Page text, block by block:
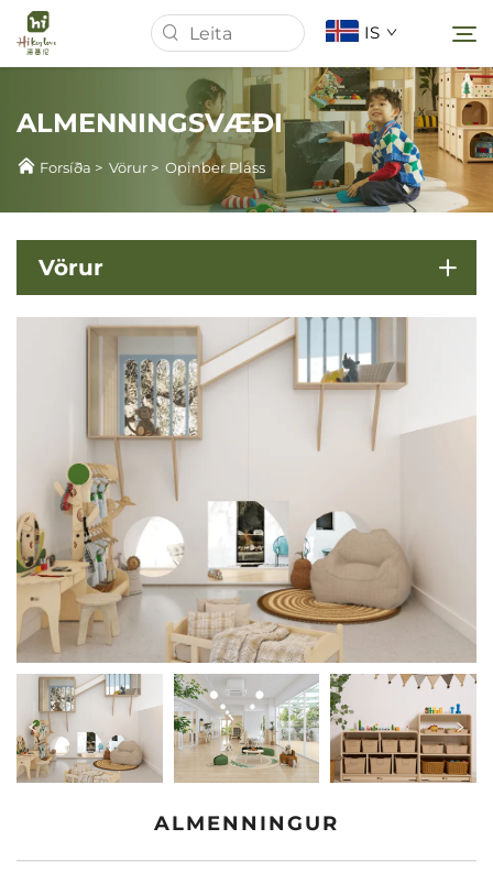
IS
Um Okkur
Vörur
Sækja
Hafa Samband Við Okkur
Vefsíður
ALMENNINGSVÆÐI
Forsíða > Vörur > Opinber Pláss
Vörur
ALMENNINGUR